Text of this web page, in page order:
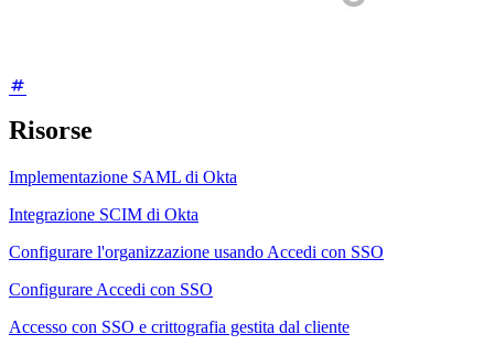
Risorse
Implementazione SAML di Okta
Integrazione SCIM di Okta
Configurare l'organizzazione usando Accedi con SSO
Configurare Accedi con SSO
Accesso con SSO e crittografia gestita dal cliente